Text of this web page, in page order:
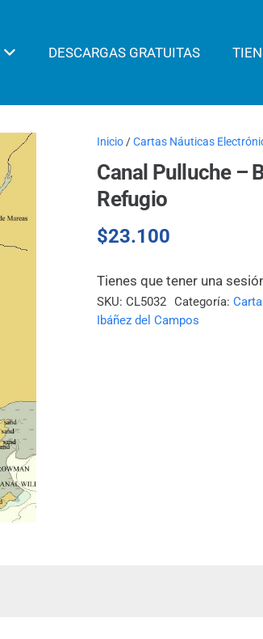
DESCARGAS GRATUITAS
Inicio /Cartas Náuticas
Canal Pulluche –
Refugio
$23.100
Tienes que tener una
SKU:CL5032 Categoría:
Ibáñez del Campos